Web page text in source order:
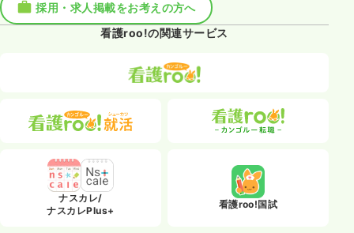
採用・求人掲載をお考えの方へ
看護roo!の関連サービス
ナスカレ/
ナスカレPlus+
看護roo!国試